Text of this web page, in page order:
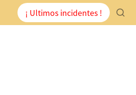
¡ Ultimos incidentes !